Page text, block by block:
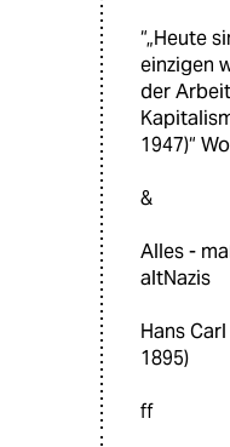
“„Heute
einzigen
der
1947)“
&
Alles -
altNazis
Hans
1895)
ff